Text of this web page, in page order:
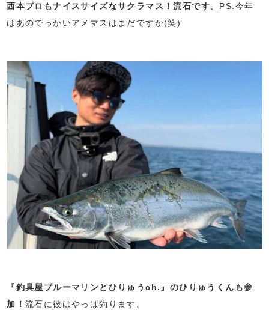
西本プロもナイスサイズなサクラマス！流石です。 PS.今年
はあのでっかいアメマスはまだですか(笑)
『釣具屋ブルーマリンとひりゅうch.』のひりゅうくんも参
加！流石に彼はやっぱ釣ります。